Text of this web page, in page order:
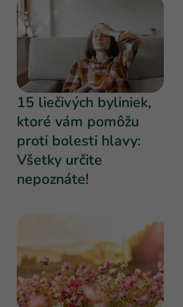
15 liečivých byliniek,
ktoré vám pomôžu
proti bolesti hlavy:
Všetky určite
nepoznáte!